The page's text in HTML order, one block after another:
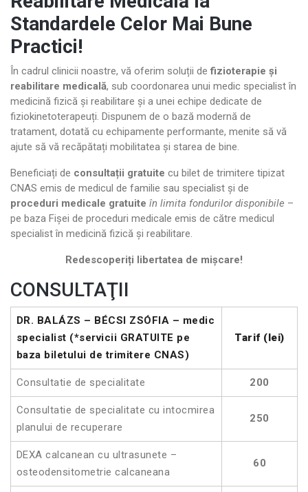
Standardele Celor Mai Bune
Practici!
În cadrul clinicii noastre, vă oferim soluții defizioterapie și
reabilitare medicală, sub coordonarea unui medic specialist în
medicină fizică și reabilitare și a unei echipe dedicate de
fiziokinetoterapeuți. Dispunem de o bază modernă de
tratament, dotată cu echipamente performante, menite să vă
ajute să vă recăpătați mobilitatea și starea de bine.
Beneficiați de consultații gratuite cu bilet de trimitere tipizat
CNAS emis de medicul de familie sau specialist și de
proceduri medicale gratuite în limita fondurilor disponibile –
pe baza Fișei de proceduri medicale emis de către medicul
specialist în medicină fizică și reabilitare.
Redescoperiți libertatea de mișcare!
CONSULTAŢII
DR. BALÁZS – BÉCSI ZSÓFIA – medic
specialist (*servicii GRATUITE pe
baza biletului de trimitere CNAS)
Tarif (lei)
Consultatie de specialitate 200
Consultatie de specialitate cu intocmirea
planului de recuperare
250
DEXA calcanean cu ultrasunete –
osteodensitometrie calcaneana
60